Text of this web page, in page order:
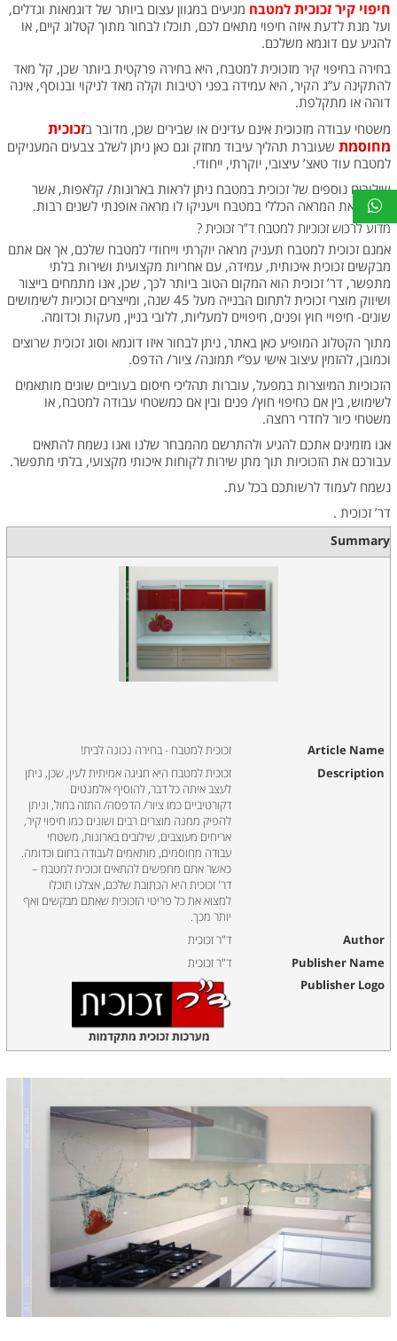
חיפוי קיר זכוכית למטבח מגיעים במגוון עצום ביותר של דוגמאות וגדלים,
ועל מנת לדעת איזה חיפוי מתאים לכם, תוכלו לבחור מתוך קטלוג קיים, או
להגיע עם דוגמא משלכם.
בחירה בחיפוי קיר מזכוכית למטבח, היא בחירה פרקטית ביותר שכן, קל מאד
להתקינה ע”ג הקיר, היא עמידה בפני רטיבות וקלה מאד לניקוי ובנוסף, אינה
דוהה או מתקלפת.
משטחי עבודה מזכוכית אינם עדינים או שבירים שכן, מדובר בזכוכית
מחוסמתשעוברת תהליך עיבוד מחזק וגם כאן ניתן לשלב צבעים המעניקים
למטבח עוד טאצ’ עיצובי, יוקרתי, ייחודי.
שילובים נוספים של זכוכית במטבח ניתן לראות בארונות/ קלאפות, אשר
ישלימו את המראה הכללי במטבח ויעניקו לו מראה אופנתי לשנים רבות.
מדוע לרכוש זכוכיות למטבח ד”ר זכוכית ?
אמנם זכוכית למטבח תעניק מראה יוקרתי וייחודי למטבח שלכם, אך אם אתם
מבקשים זכוכית איכותית, עמידה, עם אחריות מקצועית ושירות בלתי
מתפשר, דר’ זכוכית הוא המקום הטוב ביותר לכך, שכן, אנו מתמחים בייצור
ושיווק מוצרי זכוכית לתחום הבנייה מעל 45 שנה, ומייצרים זכוכיות לשימושים
שונים- חיפויי חוץ ופנים, חיפויים למעליות, ללובי בניין, מעקות וכדומה.
מתוך הקטלוג המופיע כאן באתר, ניתן לבחור איזו דוגמא וסוג זכוכית שרוצים
וכמובן, להזמין עיצוב אישי עפ”י תמונה/ ציור/ הדפס.
הזכוכיות המיוצרות במפעל, עוברות תהליכי חיסום בעוביים שונים מותאמים
לשימוש, בין אם כחיפוי חוץ/ פנים ובין אם כמשטחי עבודה למטבח, או
משטחי כיור לחדרי רחצה.
אנו מזמינים אתכם להגיע ולהתרשם מהמבחר שלנו ואנו נשמח להתאים
עבורכם את הזכוכיות תוך מתן שירות לקוחות איכותי מקצועי, בלתי מתפשר.
נשמח לעמוד לרשותכם בכל עת.
דר’ זכוכית .
Summary
Article Name זכוכית למטבח - בחירה נכונה לבית!
Description
זכוכית למטבח היא חגיגה אמיתית לעין, שכן, ניתן
לעצב איתה כל דבר, להוסיף אלמנטים
דקורטיביים כמו ציור/ הדפסה/ התזה בחול, וניתן
להפיק ממנה מוצרים רבים ושונים כמו חיפוי קיר,
אריחים מעוצבים, שילובים בארונות, משטחי
עבודה מחוסמים, מותאמים לעבודה בחום וכדומה.
כאשר אתם מחפשים להתאים זכוכית למטבח –
דר' זכוכית היא הכתובת שלכם, אצלנו תוכלו
למצוא את כל פריטי הזכוכית שאתם מבקשים ואף
יותר מכך.
Author ד"ר זכוכית
Publisher Name ד"ר זכוכית
Publisher Logo